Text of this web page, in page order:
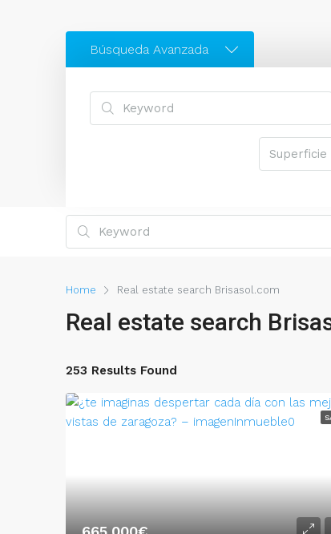
Búsqueda Avanzada
Home Real estate search Brisasol.com
Real estate search
253 Results Found